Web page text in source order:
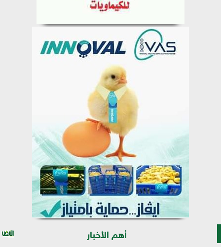
أهم الأخبار